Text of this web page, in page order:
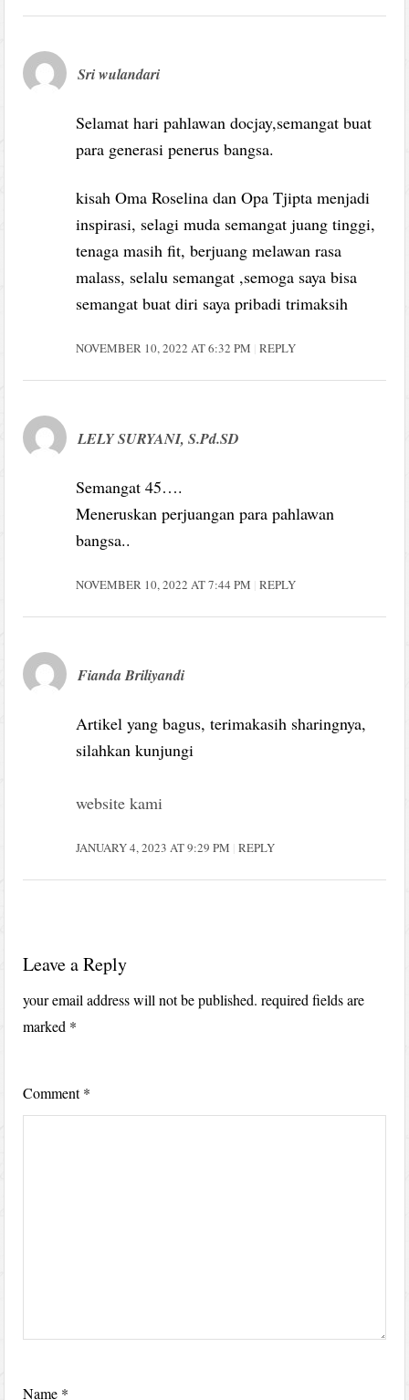
Sri wulandari
Selamat hari pahlawan docjay,semangat buat
para generasi penerus bangsa.
kisah Oma Roselina dan Opa Tjipta menjadi
inspirasi, selagi muda semangat juang tinggi,
tenaga masih fit, berjuang melawan rasa
malass, selalu semangat ,semoga saya bisa
semangat buat diri saya pribadi trimaksih
NOVEMBER 10, 2022 AT 6:32 PM REPLY
LELY SURYANI, S.Pd.SD
Semangat 45….
Meneruskan perjuangan para pahlawan
bangsa..
NOVEMBER 10, 2022 AT 7:44 PM REPLY
Fianda Briliyandi
Artikel yang bagus, terimakasih sharingnya,
silahkan kunjungi
website kami
JANUARY 4, 2023 AT 9:29 PM REPLY
Leave a Reply
your email address will not be published. required fields are
marked *
Comment*
Name *